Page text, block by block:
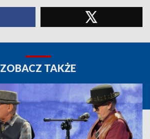
ZOBACZ TAKŻE